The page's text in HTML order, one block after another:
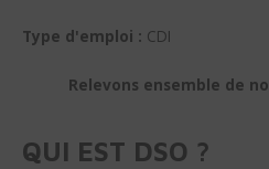
Type d'emploi : CDI
Relevons ensemble de
QUI EST DSO ?